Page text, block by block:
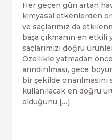
Her geçen gün artan
kimyasal etkenlerden
ve saçlarımız da
başa çıkmanın en
saçlarımızı doğru
Özellikle yatmadan
arındırılması, gece
bir şekilde
kullanılacak en doğru
olduğunu […]